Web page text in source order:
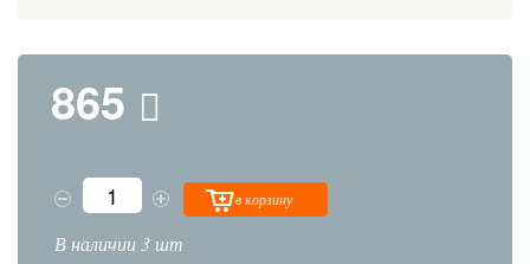
865
в корзину
В наличии 3 шт